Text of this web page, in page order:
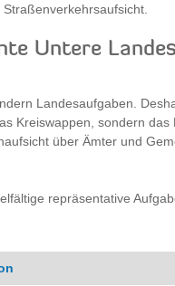
Untere
Landesaufgaben.
Kreiswappen, sondern das
über Ämter und
repräsentative